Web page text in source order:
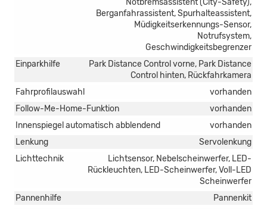
Notbremsassistent (City-Safety),
Berganfahrassistent, Spurhalteassistent,
Müdigkeitserkennungs-Sensor,
Notrufsystem,
Geschwindigkeitsbegrenzer
Einparkhilfe
Park Distance Control vorne, Park Distance
Control hinten, Rückfahrkamera
Fahrprofilauswahl
vorhanden
Follow-Me-Home-Funktion
vorhanden
Innenspiegel automatisch abblendend
vorhanden
Lenkung
Servolenkung
Lichttechnik
Lichtsensor, Nebelscheinwerfer, LED-
Rückleuchten, LED-Scheinwerfer, Voll-LED
Scheinwerfer
Pannenhilfe
Pannenkit